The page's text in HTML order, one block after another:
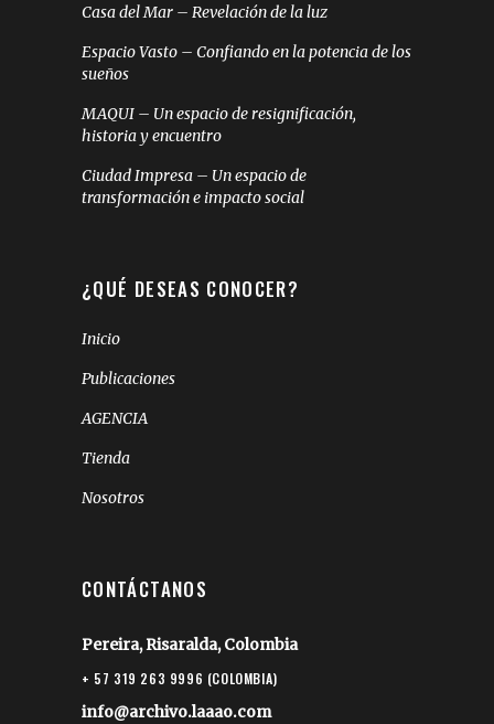
Casa del Mar – Revelación de la luz
Espacio Vasto – Confiando en la potencia de los
sueños
MAQUI – Un espacio de resignificación,
historia y encuentro
Ciudad Impresa – Un espacio de
transformación e impacto social
¿QUÉ DESEAS CONOCER?
Inicio
Publicaciones
AGENCIA
Tienda
Nosotros
CONTÁCTANOS
Pereira, Risaralda, Colombia
+ 57 319 263 9996 (COLOMBIA)
info@archivo.laaao.com